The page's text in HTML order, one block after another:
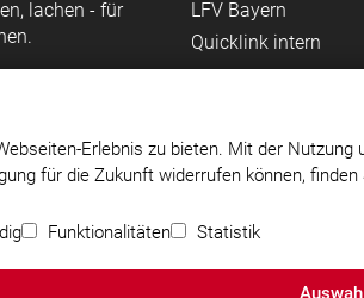
lachen - für
LFV Bayern
Quicklink intern
Erlebnis zu bieten. Mit der
für die Zukunft widerrufen können,
Funktionalitäten Statistik